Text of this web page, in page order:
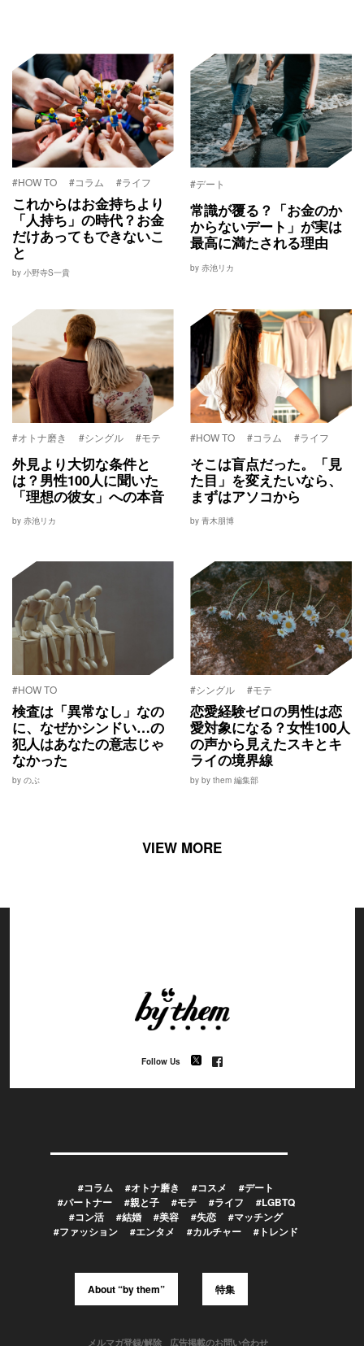
#HOW TO #コラム #ライフ
これからはお金持ちより
「人持ち」の時代？お金
だけあってもできないこ
と
by 小野寺S一貴
#デート
常識が覆る？「お金のか
からないデート」が実は
最高に満たされる理由
by 赤池リカ
#オトナ磨き #シングル #モテ
外見より大切な条件と
は？男性100人に聞いた
「理想の彼女」への本音
by 赤池リカ
#HOW TO #コラム #ライフ
そこは盲点だった。「見
た目」を変えたいなら、
まずはアソコから
by 青木朋博
#HOW TO
検査は「異常なし」なの
に、なぜかシンドい…の
犯人はあなたの意志じゃ
なかった
by のぶ
#シングル #モテ
恋愛経験ゼロの男性は恋
愛対象になる？女性100人
の声から見えたスキとキ
ライの境界線
by by them 編集部
VIEW MORE
Follow Us
#コラム #オトナ磨き #コスメ
#デート
#パートナー
#親と子 #モテ #ライフ
#LGBTQ
#コン活
#結婚 #美容 #失恋
#マッチング
#ファッション
#エンタメ #カルチャー #トレンド
About “by them” 特集
メルマガ登録/解除 広告掲載のお問い合わせ